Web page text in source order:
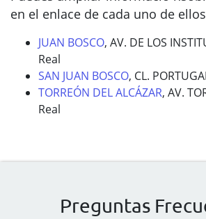
en el enlace de cada uno de
JUAN BOSCO, AV. DE LOS
Real
SAN JUAN BOSCO, CL.
TORREÓN DEL ALCÁZAR, AV.
Real
Preguntas